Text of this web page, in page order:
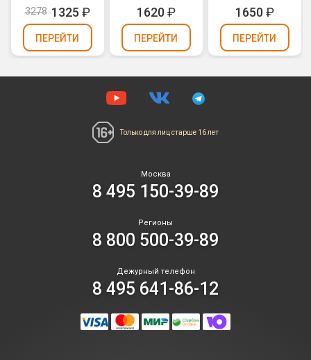
3278 1325 ₽
ПЕРЕЙТИ
1620₽
ПЕРЕЙТИ
1650₽
ПЕРЕЙТИ
Только для лиц старше 16 лет
Москва
8 495 150-39-89
Регионы
8 800 500-39-89
Дежурный телефон
8 495 641-86-12